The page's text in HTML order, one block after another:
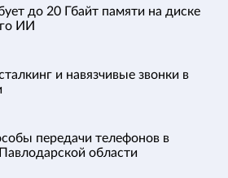
до 20 Гбайт памяти на диске
ИИ
и навязчивые звонки в
передачи телефонов в
области